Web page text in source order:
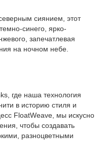
сиянием, этот
синего, ярко-
запечатлевая
на ночном небе.
где наша технология
в историю стиля и
FloatWeave, мы искусно
чтобы создавать
разноцветными